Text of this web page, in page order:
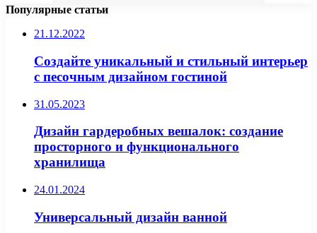
Популярные статьи
21.12.2022
Создайте уникальный и стильный интерьер
с песочным дизайном гостиной
31.05.2023
Дизайн гардеробных вешалок: создание
просторного и функционального
хранилища
24.01.2024
Универсальный дизайн ванной